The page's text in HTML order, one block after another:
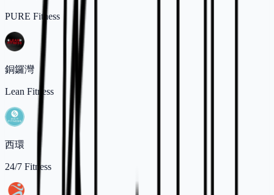
PURE Fitness
銅鑼灣
Lean Fitness
西環
24/7 Fitness